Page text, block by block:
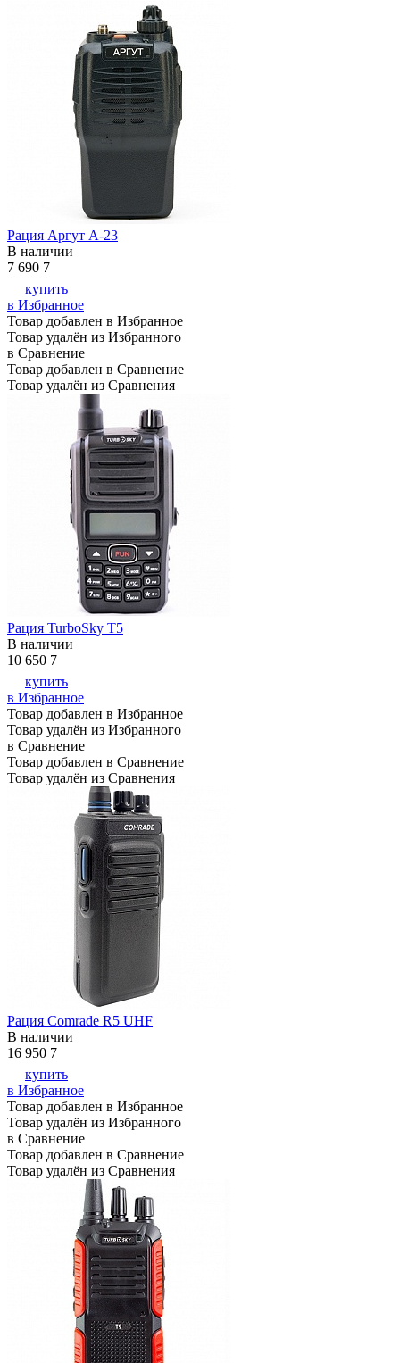
Рация Аргут А-23
В наличии
7 690 7
купить
в Избранное
Товар добавлен в Избранное
Товар удалён из Избранного
в Сравнение
Товар добавлен в Сравнение
Товар удалён из Сравнения
Рация TurboSky T5
В наличии
10 650 7
купить
в Избранное
Товар добавлен в Избранное
Товар удалён из Избранного
в Сравнение
Товар добавлен в Сравнение
Товар удалён из Сравнения
Рация Comrade R5 UHF
В наличии
16 950 7
купить
в Избранное
Товар добавлен в Избранное
Товар удалён из Избранного
в Сравнение
Товар добавлен в Сравнение
Товар удалён из Сравнения